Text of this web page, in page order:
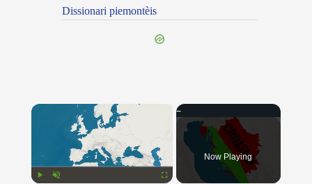
Dissionari piemontèis
Now Playing